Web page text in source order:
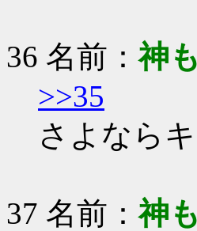
36 名前：神
>>35
さよなら
37 名前：神